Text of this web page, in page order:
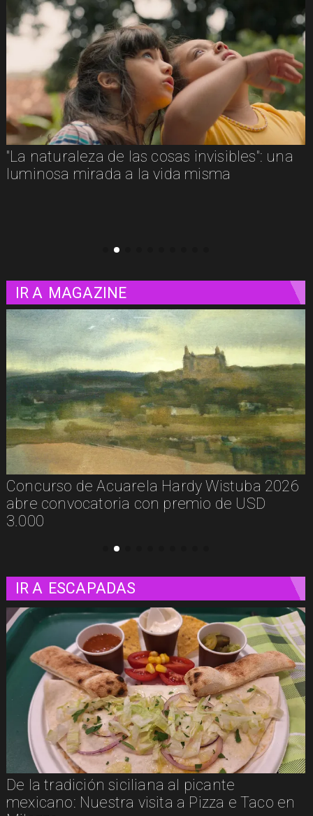
Adiós a Chuck Russell: el director que
convirtió nuestras pesadillas y fantasías en
IR A MAGAZINE
De la calle a los libros: Pablito Recupera
presenta Psicología Callejera
IR A ESCAPADAS
Un paseo matutino por Venecia